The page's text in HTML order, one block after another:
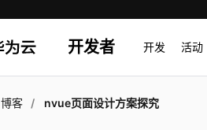
开发者 开发 活动
博客 nvue页面设计方案探究